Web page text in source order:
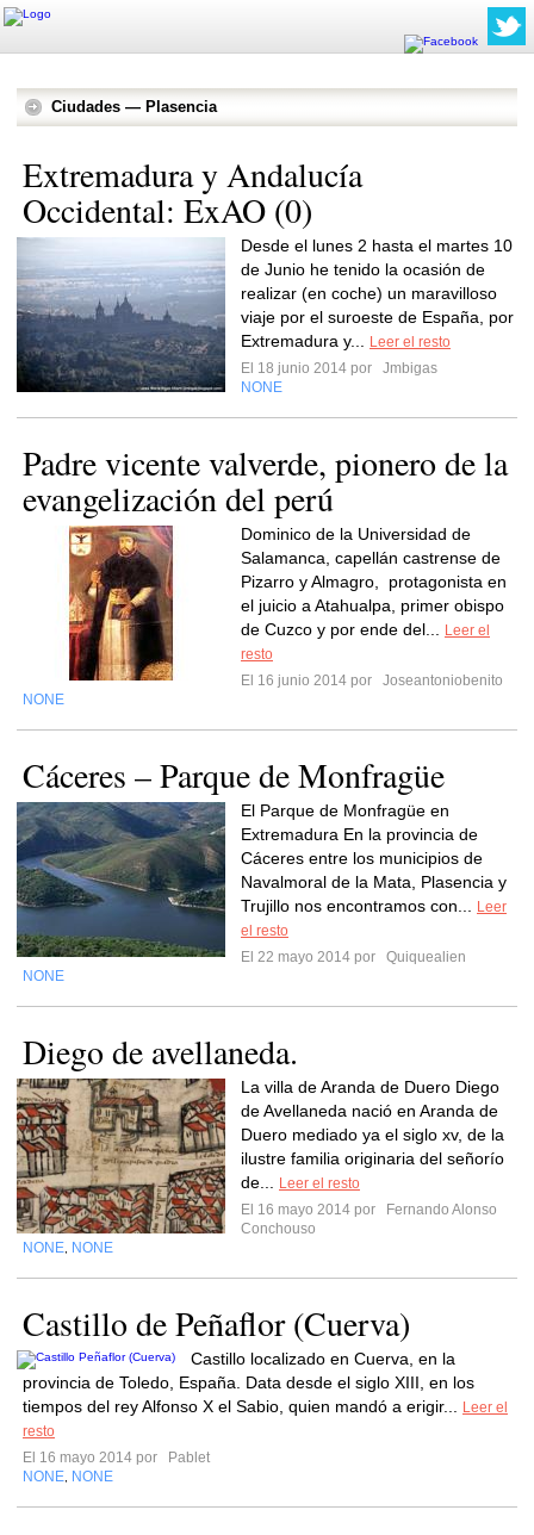
Ciudades — Plasencia
Extremadura y Andalucía
Occidental: ExAO (0)
Desde el lunes 2 hasta el martes 10
de Junio he tenido la ocasión de
realizar (en coche) un maravilloso
viaje por el suroeste de España, por
Extremadura y...
Leer el resto
El 18 junio 2014 por
Jmbigas
NONE
Padre vicente valverde, pionero de la
evangelización del perú
Dominico de la Universidad de
Salamanca, capellán castrense de
Pizarro y Almagro, protagonista en
el juicio a Atahualpa, primer obispo
de Cuzco y por ende del...
Leer el
resto
El 16 junio 2014 por
Joseantoniobenito
NONE
Cáceres – Parque de Monfragüe
El Parque de Monfragüe en
Extremadura En la provincia de
Cáceres entre los municipios de
Navalmoral de la Mata, Plasencia y
Trujillo nos encontramos con...
Leer
el resto
El 22 mayo 2014 por
Quiquealien
NONE
Diego de avellaneda.
La villa de Aranda de Duero Diego
de Avellaneda nació en Aranda de
Duero mediado ya el siglo xv, de la
ilustre familia originaria del señorío
de...
Leer el resto
El 16 mayo 2014 por
Fernando Alonso
Conchouso
NONE NONE
Castillo de Peñaflor (Cuerva)
Castillo localizado en Cuerva, en la
provincia de Toledo, España. Data desde el siglo XIII, en los
tiempos del rey Alfonso X el Sabio, quien mandó a erigir...
Leer el
resto
El 16 mayo 2014 por
Pablet
NONE NONE